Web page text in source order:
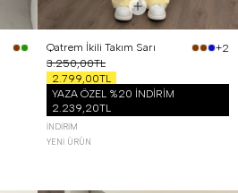
Qatrem İkili Takım Sarı
+2
3.250,00TL
2.799,00TL
YAZA ÖZEL %20 İNDİRİM
2.239,20TL
İNDIRIM
YENI ÜRÜN